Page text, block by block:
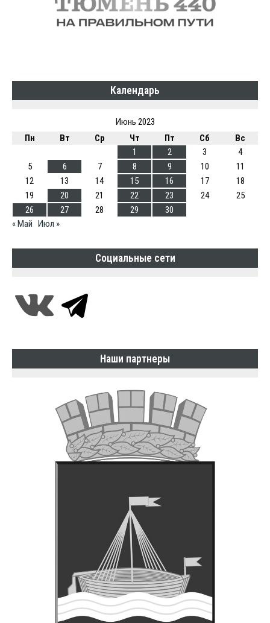
Календарь
Июнь 2023
Пн
Вт Ср Чт Пт Сб
Вс
1
2 3
4
5
6 7 8 9 10
11
12
13 14 15 16 17
18
19
20 21 22 23 24
25
26
27 28 29
30
« Май Июл »
Социальные сети
Наши партнеры